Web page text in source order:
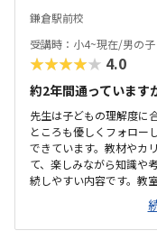
と思います。入退室確認
し、ちょっとした相談に
くれます。とてもお付き
鎌倉駅前校
受講時：小4~現在/男の子
★★★★★ 4.0
約2年間通っています
先生は子どもの理解度に
ところも優しくフォロー
できています。教材やカ
て、楽しみながら知識や
続しやすい内容です。教
助かっています。周辺環
感じていません。教室は
環境です。設備も整って